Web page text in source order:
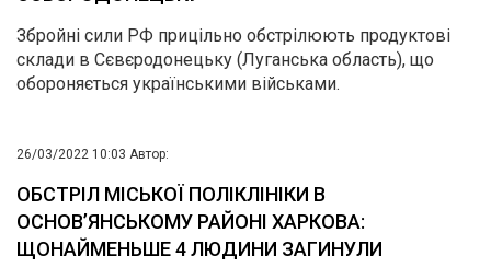
Збройні сили РФ прицільно обстрілюють продуктові
склади в Сєвєродонецьку (Луганська область), що
обороняється українськими військами.
26/03/2022 10:03 Автор:
ОБСТРІЛ МІСЬКОЇ ПОЛІКЛІНІКИ В
ОСНОВ’ЯНСЬКОМУ РАЙОНІ ХАРКОВА:
ЩОНАЙМЕНЬШЕ 4 ЛЮДИНИ ЗАГИНУЛИ